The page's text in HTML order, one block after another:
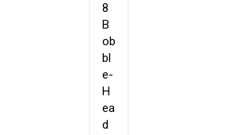
8
B
ob
bl
e-
H
ea
d